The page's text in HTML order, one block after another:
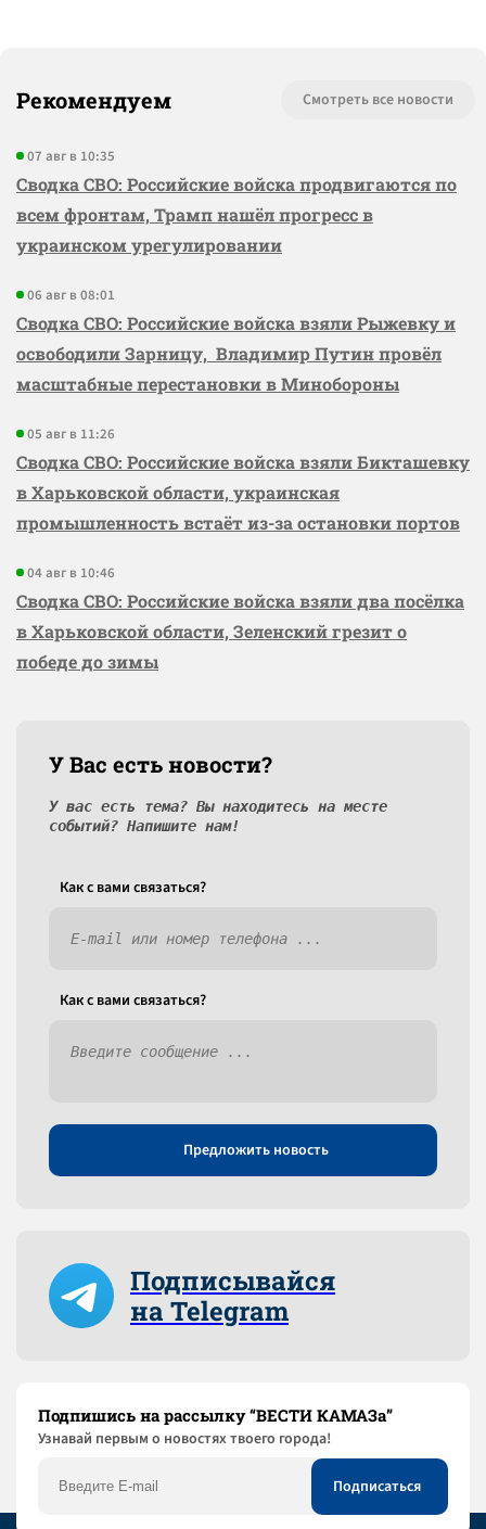
Рекомендуем Смотреть все новости
07 авг в 10:35
Сводка СВО: Российские войска продвигаются по
всем фронтам, Трамп нашёл прогресс в
украинском урегулировании
06 авг в 08:01
Сводка СВО: Российские войска взяли Рыжевку и
освободили Зарницу, Владимир Путин провёл
масштабные перестановки в Минобороны
05 авг в 11:26
Сводка СВО: Российские войска взяли Бикташевку
в Харьковской области, украинская
промышленность встаёт из-за остановки портов
04 авг в 10:46
Сводка СВО: Российские войска взяли два посёлка
в Харьковской области, Зеленский грезит о
победе до зимы
У Вас есть новости?
У вас есть тема? Вы находитесь на месте
событий? Напишите нам!
Как c вами связаться?
Как c вами связаться?
Предложить новость
Подписывайся
на Telegram
Подпишись на рассылку “ВЕСТИ КАМАЗа”
Узнaвай первым о новостях твоего города!